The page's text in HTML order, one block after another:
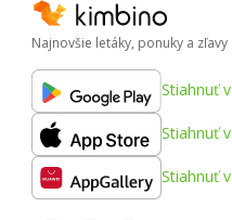
Najnovšie letáky, ponuky a zľavy
Stiahnuť v
Stiahnuť v
Stiahnuť v